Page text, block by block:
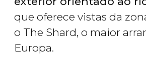
que oferece vistas da
o The Shard, o maior
Europa.